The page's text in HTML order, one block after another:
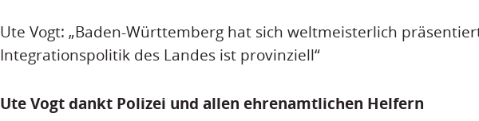
Ute Vogt: „Baden-Württemberg hat sich weltmeisterlich
Integrationspolitik des Landes ist provinziell“
Ute Vogt dankt Polizei und allen ehrenamtlichen Helfern